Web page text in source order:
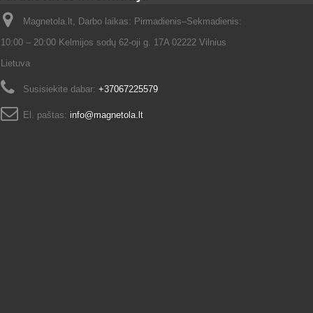
Magnetola.lt, Darbo laikas: Pirmadienis–Sekmadienis:
10:00 – 20:00 Kelmijos sodų 62-oji g. 17A 02222 Vilnius
Lietuva
Susisiekite dabar: +37067225579
El. paštas: info@magnetola.lt